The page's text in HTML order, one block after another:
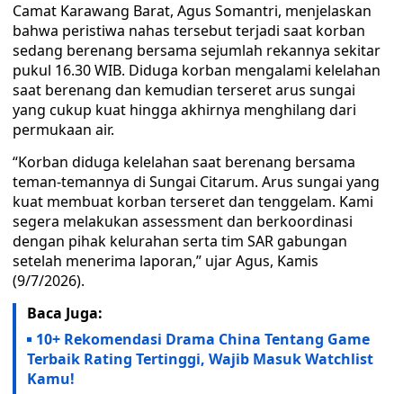
Camat Karawang Barat, Agus Somantri, menjelaskan
bahwa peristiwa nahas tersebut terjadi saat korban
sedang berenang bersama sejumlah rekannya sekitar
pukul 16.30 WIB. Diduga korban mengalami kelelahan
saat berenang dan kemudian terseret arus sungai
yang cukup kuat hingga akhirnya menghilang dari
permukaan air.
“Korban diduga kelelahan saat berenang bersama
teman-temannya di Sungai Citarum. Arus sungai yang
kuat membuat korban terseret dan tenggelam. Kami
segera melakukan assessment dan berkoordinasi
dengan pihak kelurahan serta tim SAR gabungan
setelah menerima laporan,” ujar Agus, Kamis
(9/7/2026).
Baca Juga:
10+ Rekomendasi Drama China Tentang Game
Terbaik Rating Tertinggi, Wajib Masuk Watchlist
Kamu!